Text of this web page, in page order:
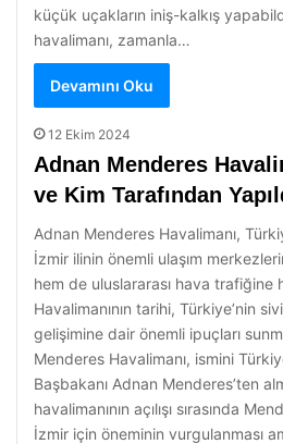
küçük uçakların iniş-kalkış
havalimanı, zamanla…
Devamını Oku
12 Ekim 2024
Adnan Menderes
ve Kim Tarafından
Adnan Menderes Havalimanı,
İzmir ilinin önemli ulaşım
hem de uluslararası hava trafiğine
Havalimanının tarihi, Türkiye’nin
gelişimine dair önemli ipuçları
Menderes Havalimanı, ismini
Başbakanı Adnan Menderes’ten
havalimanının açılışı sırasında
İzmir için öneminin vurgulanması